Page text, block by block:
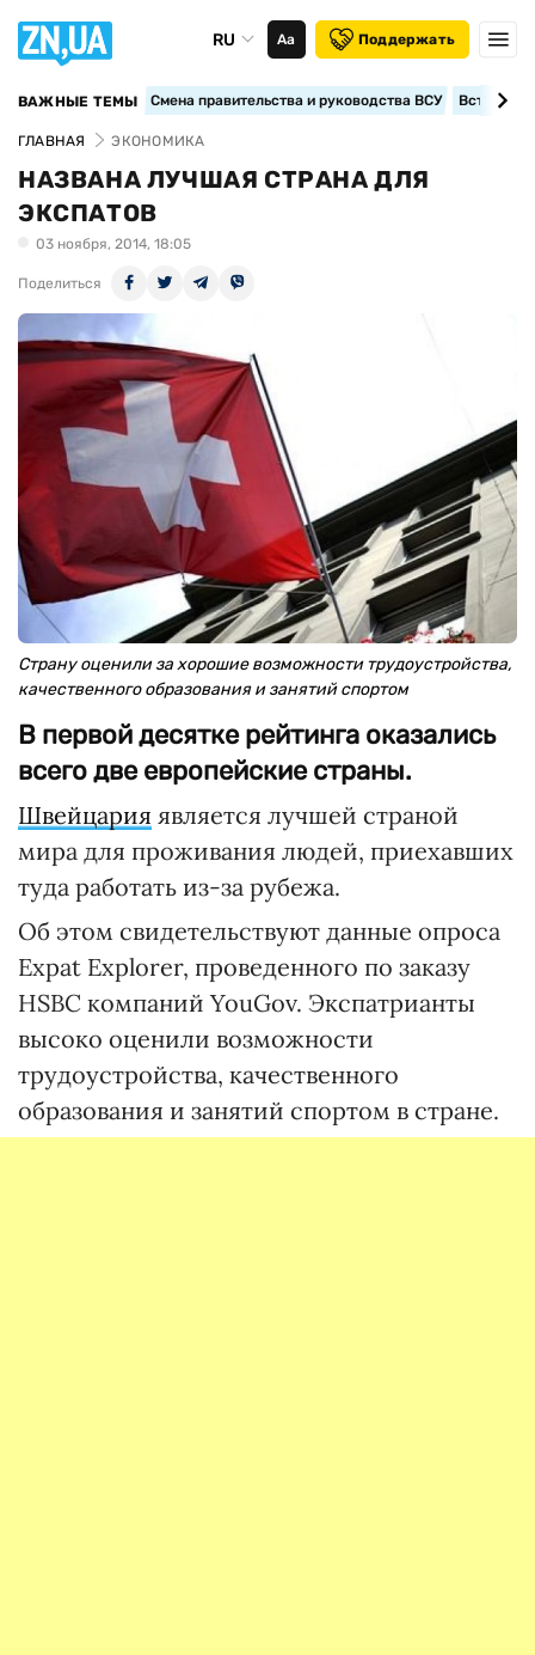
RU Аа Поддержать
ВАЖНЫЕ ТЕМЫ Смена правительства и руководства ВСУ
ГЛАВНАЯ ЭКОНОМИКА
НАЗВАНА ЛУЧШАЯ СТРАНА ДЛЯ
ЭКСПАТОВ
03 ноября, 2014, 18:05
Поделиться
Страну оценили за хорошие возможности трудоустройства,
качественного образования и занятий спортом
В первой десятке рейтинга оказались
всего две европейские страны.
Швейцария является лучшей страной
мира для проживания людей, приехавших
туда работать из-за рубежа.
Об этом свидетельствуют данные опроса
Expat Explorer, проведенного по заказу
HSBC компаний YouGov. Экспатрианты
высоко оценили возможности
трудоустройства, качественного
образования и занятий спортом в стране.